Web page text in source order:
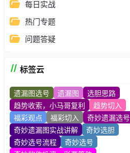
每日实战
热门专题
问题答疑
标签云
遗漏图选号 遗漏图
选胆思路
趋势收索，小马哥复利
趋势切入
福彩观点
福彩切入
奇妙遗漏选号
奇妙遗漏图实战讲解
奇妙选胆
奇妙选号流程
奇妙选号